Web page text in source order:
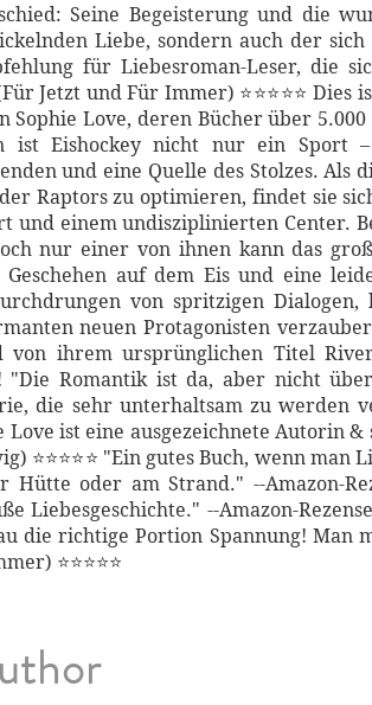
Seine Begeisterung und die
Liebe, sondern auch der sich
für Liebesroman-Leser, die
Jetzt und Für Immer) ⭐⭐⭐⭐⭐ Dies
Love, deren Bücher über 5.000
ist Eishockey nicht nur ein Sport
und eine Quelle des Stolzes. Als
Raptors zu optimieren, findet sie
und einem undisziplinierten Center.
nur einer von ihnen kann das
auf dem Eis und eine
von spritzigen Dialogen,
neuen Protagonisten
ihrem ursprünglichen Titel
"Die Romantik ist da, aber nicht
die sehr unterhaltsam zu werden
Love ist eine ausgezeichnete Autorin
"Ein gutes Buch, wenn man
oder am Strand." --Amazon-
Liebesgeschichte." --Amazon-
die richtige Portion Spannung! Man
⭐⭐⭐⭐⭐